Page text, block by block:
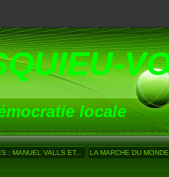
locale
: MANUEL VALLS ET... LA MARCHE DU